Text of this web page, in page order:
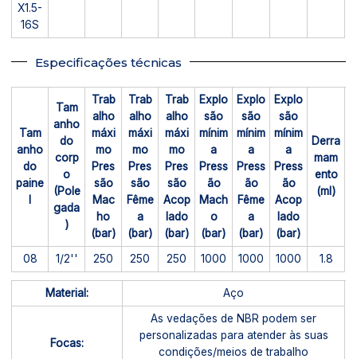
X1.5-
16S
Especificações técnicas
Tam
anho
do
paine
Tam
anho
do
corp
o
(Pole
gada
)
Trab
alho
máxi
mo
Pres
são
Mac
ho
(bar)
Trab
alho
máxi
mo
Pres
são
Fême
a
(bar)
Trab
alho
máxi
mo
Pres
são
Acop
lado
(bar)
Explo
são
mínim
a
Press
ão
Mach
o
(bar)
Explo
são
mínim
a
Press
ão
Fême
a
(bar)
Explo
são
mínim
a
Press
ão
Acop
lado
(bar)
Derra
mam
ento
(ml)
08 1/2'' 250 250 250 1000 1000 1000 1.8
Material: Aço
Focas:
As vedações de NBR podem ser
personalizadas para atender às suas
condições/meios de trabalho